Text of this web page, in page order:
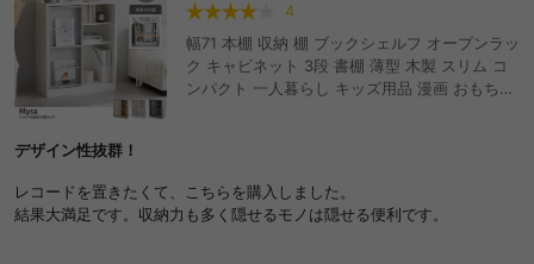
4
幅71 本棚 収納 棚 ブックシェルフ オープンラッ
ク キャビネット 3段 書棚 薄型 木製 スリム コ
ンパクト 一人暮らし キッズ用品 漫画 おもちゃ
デザイン性抜群！
レコードを置きたくて、こちらを購入しました。
結果大満足です。収納力も多く隠せるモノは隠せる便利です。